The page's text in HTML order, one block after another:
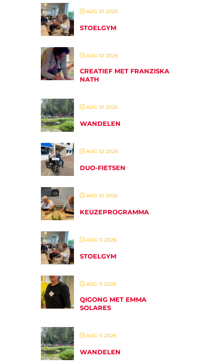
AUG 10 2026
STOELGYM
AUG 10 2026
CREATIEF MET FRANZISKA
NATH
AUG 10 2026
WANDELEN
AUG 10 2026
DUO-FIETSEN
AUG 10 2026
KEUZEPROGRAMMA
AUG 11 2026
STOELGYM
AUG 11 2026
QIGONG MET EMMA
SOLARES
AUG 11 2026
WANDELEN